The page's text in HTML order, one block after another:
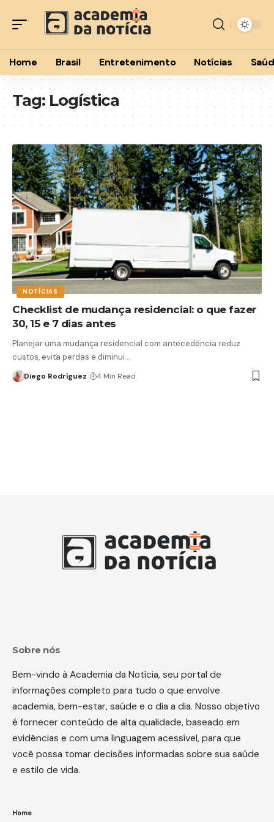
Home Brasil Entretenimento Notícias
Tag: Logística
NOTÍCIAS
Checklist de mudança residencial: o que fazer
30, 15 e 7 dias antes
Planejar uma mudança residencial com antecedência reduz
custos, evita perdas e diminui…
Diego Rodríguez 4 Min Read
Sobre nós
Bem-vindo à Academia da Notícia, seu portal de
informações completo para tudo o que envolve
academia, bem-estar, saúde e o dia a dia. Nosso objetivo
é fornecer conteúdo de alta qualidade, baseado em
evidências e com uma linguagem acessível, para que
você possa tomar decisões informadas sobre sua saúde
e estilo de vida.
Home